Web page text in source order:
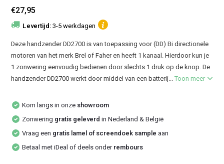
€27,95
Levertijd:3-5 werkdagen
Deze handzender DD2700 is van toepassing voor (DD) Bi directionele
motoren van het merk Brel of Faher en heeft 1 kanaal. Hierdoor kun je
1 zonwering eenvoudig bedienen door slechts 1 druk op de knop. De
handzender DD2700 werkt door middel van een batterij...Toon meer
Kom langs in onze showroom
Zonwering gratis geleverd in Nederland & België
Vraag een gratis lamel of screendoek sample aan
Betaal met iDeal of deels onderrembours